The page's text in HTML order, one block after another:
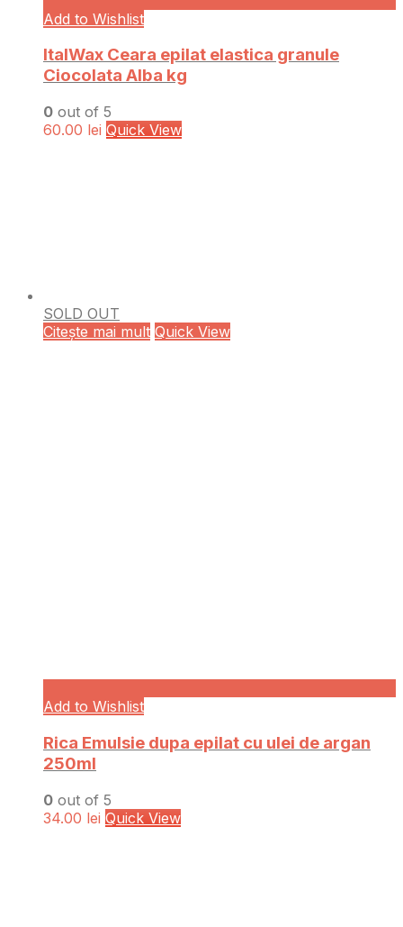
Add to Wishlist
ItalWax Ceara epilat elastica granule
Ciocolata Alba kg
0 out of 5
60.00 lei Quick View
SOLD OUT
Citește mai mult Quick View
Add to Wishlist
Rica Emulsie dupa epilat cu ulei de argan
250ml
0 out of 5
34.00 lei Quick View